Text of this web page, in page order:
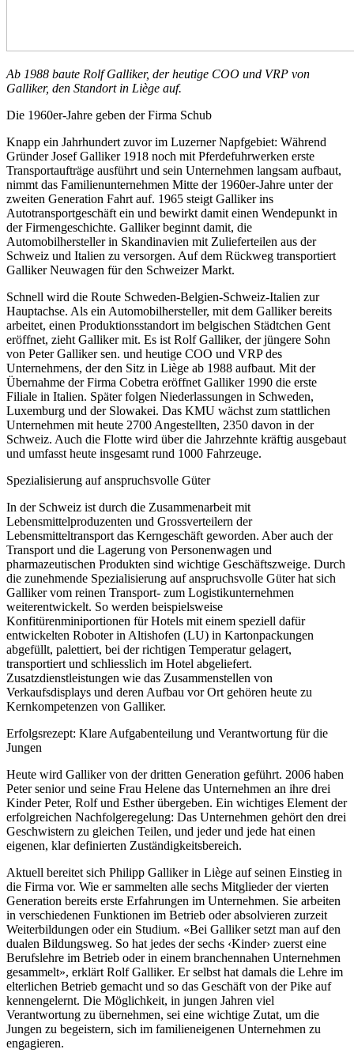
Ab 1988 baute Rolf Galliker, der heutige COO und VRP von
Galliker, den Standort in Liège auf.
Die 1960er-Jahre geben der Firma Schub
Knapp ein Jahrhundert zuvor im Luzerner Napfgebiet: Während
Gründer Josef Galliker 1918 noch mit Pferdefuhrwerken erste
Transportaufträge ausführt und sein Unternehmen langsam aufbaut,
nimmt das Familienunternehmen Mitte der 1960er-Jahre unter der
zweiten Generation Fahrt auf. 1965 steigt Galliker ins
Autotransportgeschäft ein und bewirkt damit einen Wendepunkt in
der Firmengeschichte. Galliker beginnt damit, die
Automobilhersteller in Skandinavien mit Zulieferteilen aus der
Schweiz und Italien zu versorgen. Auf dem Rückweg transportiert
Galliker Neuwagen für den Schweizer Markt.
Schnell wird die Route Schweden-Belgien-Schweiz-Italien zur
Hauptachse. Als ein Automobilhersteller, mit dem Galliker bereits
arbeitet, einen Produktionsstandort im belgischen Städtchen Gent
eröffnet, zieht Galliker mit. Es ist Rolf Galliker, der jüngere Sohn
von Peter Galliker sen. und heutige COO und VRP des
Unternehmens, der den Sitz in Liège ab 1988 aufbaut. Mit der
Übernahme der Firma Cobetra eröffnet Galliker 1990 die erste
Filiale in Italien. Später folgen Niederlassungen in Schweden,
Luxemburg und der Slowakei. Das KMU wächst zum stattlichen
Unternehmen mit heute 2700 Angestellten, 2350 davon in der
Schweiz. Auch die Flotte wird über die Jahrzehnte kräftig ausgebaut
und umfasst heute insgesamt rund 1000 Fahrzeuge.
Spezialisierung auf anspruchsvolle Güter
In der Schweiz ist durch die Zusammenarbeit mit
Lebensmittelproduzenten und Grossverteilern der
Lebensmitteltransport das Kerngeschäft geworden. Aber auch der
Transport und die Lagerung von Personenwagen und
pharmazeutischen Produkten sind wichtige Geschäftszweige. Durch
die zunehmende Spezialisierung auf anspruchsvolle Güter hat sich
Galliker vom reinen Transport- zum Logistikunternehmen
weiterentwickelt. So werden beispielsweise
Konfitürenminiportionen für Hotels mit einem speziell dafür
entwickelten Roboter in Altishofen (LU) in Kartonpackungen
abgefüllt, palettiert, bei der richtigen Temperatur gelagert,
transportiert und schliesslich im Hotel abgeliefert.
Zusatzdienstleistungen wie das Zusammenstellen von
Verkaufsdisplays und deren Aufbau vor Ort gehören heute zu
Kernkompetenzen von Galliker.
Erfolgsrezept: Klare Aufgabenteilung und Verantwortung für die
Jungen
Heute wird Galliker von der dritten Generation geführt. 2006 haben
Peter senior und seine Frau Helene das Unternehmen an ihre drei
Kinder Peter, Rolf und Esther übergeben. Ein wichtiges Element der
erfolgreichen Nachfolgeregelung: Das Unternehmen gehört den drei
Geschwistern zu gleichen Teilen, und jeder und jede hat einen
eigenen, klar definierten Zuständigkeitsbereich.
Aktuell bereitet sich Philipp Galliker in Liège auf seinen Einstieg in
die Firma vor. Wie er sammelten alle sechs Mitglieder der vierten
Generation bereits erste Erfahrungen im Unternehmen. Sie arbeiten
in verschiedenen Funktionen im Betrieb oder absolvieren zurzeit
Weiterbildungen oder ein Studium. «Bei Galliker setzt man auf den
dualen Bildungsweg. So hat jedes der sechs ‹Kinder› zuerst eine
Berufslehre im Betrieb oder in einem branchennahen Unternehmen
gesammelt», erklärt Rolf Galliker. Er selbst hat damals die Lehre im
elterlichen Betrieb gemacht und so das Geschäft von der Pike auf
kennengelernt. Die Möglichkeit, in jungen Jahren viel
Verantwortung zu übernehmen, sei eine wichtige Zutat, um die
Jungen zu begeistern, sich im familieneigenen Unternehmen zu
engagieren.